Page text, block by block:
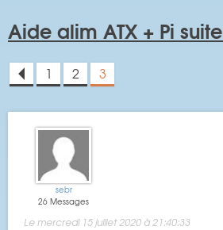
Aide alim ATX + Pi
1 2 3
sebr
26 Messages
Le mercredi 15 juillet 2020 à 21:40:33